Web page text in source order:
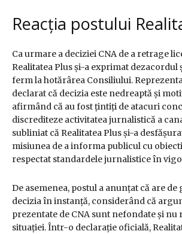
Reacția postului
Ca urmare a deciziei CNA de a retrage
Realitatea Plus și-a exprimat dezacordul
ferm la hotărârea Consiliului.
declarat că decizia este nedreaptă și
afirmând că au fost țintiți de atacuri
discrediteze activitatea jurnalistică a
subliniat că Realitatea Plus și-a
misiunea de a informa publicul cu
respectat standardele jurnalistice în
De asemenea, postul a anunțat că are de
decizia în instanță, considerând că
prezentate de CNA sunt nefondate și nu
situației. Într-o declarație oficială,